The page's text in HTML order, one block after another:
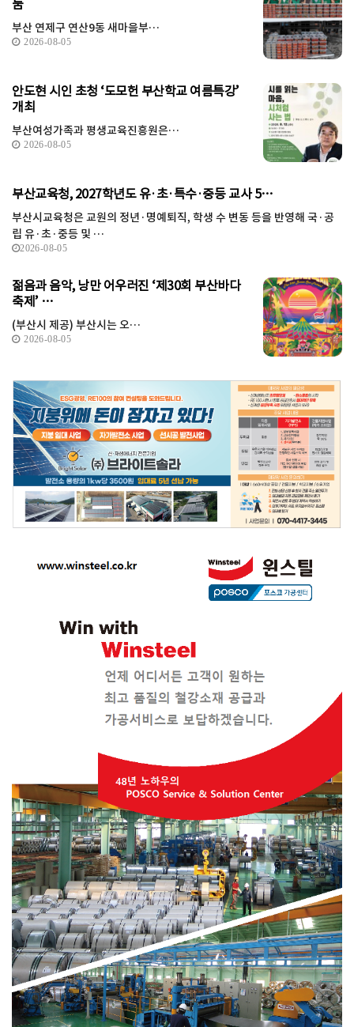
눔
부산 연제구 연산9동 새마을부…
2026-08-05
안도현 시인 초청 ‘도모헌 부산학교 여름특강’
개최
부산여성가족과 평생교육진흥원은…
2026-08-05
부산교육청, 2027학년도 유·초·특수·중등 교사 5…
부산시교육청은 교원의 정년·명예퇴직, 학생 수 변동 등을 반영해 국·공
립 유·초·중등 및 …
2026-08-05
젊음과 음악, 낭만 어우러진 ‘제30회 부산바다
축제’ …
(부산시 제공) 부산시는 오…
2026-08-05